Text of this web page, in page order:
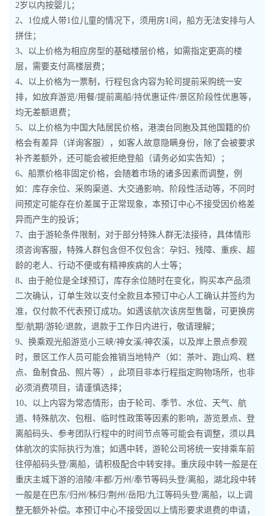
2岁以内按婴儿；
2、1位成人带1位儿童的情况下，须用房1间，船方无法安排与人
拼住；
3、以上价格为相应房型的基础楼层价格，如需指定更高的楼
层，需要支付高楼层费；
4、以上价格为一票制，行程包含内容为轮司提前采购统一安
排，如放弃游览/用餐/提前离船/持优惠证件/景区阶段性优惠等，
均无差额退费；
5、以上价格为中国大陆居民价格，港澳台同胞及其他国籍的价
格会有差异（详询客服），如客人故意隐瞒身份，除了会被要求
补齐差额外，还可能会被拒绝登船（请务必如实告知）；
6、船票价格非固定价格，会随着市场的诸多因素而调整，例
如：库存余位、采购渠道、大交通影响、阶段性活动等，不同时
间预定可能存在价差属于正常现象，本预订中心不接受因价格差
异而产生的投诉；
7、由于游轮条件限制，对于部分特殊人群无法接待，具体情形
须咨询客服，特殊人群包含但不仅包含：孕妇、残障、重疾、超
龄的老人、行动不便或有精神疾病的人士等；
8、由于舱位是全球预订，库存余位随时在变化，购买本产品须
二次确认，订单生效以支付全款且本预订中心人工确认并签约为
准，仅付款不代表预订成功。如遇该航次该房型售罄，可更换房
型/航期/游轮/退款，退款于工作日内进行，敬请理解；
9、换乘观光船游览小三峡/神女溪/神农溪，以及岸上景点参观
时，景区工作人员可能会推销当地特产（如：茶叶、跑山鸡、糕
点、鱼制食品、照片等），此项目非本行程指定购物场所，也非
必须消费项目，请谨慎选择；
10、以上内容为常态情形，由于轮司、季节、水位、天气、航
道、特殊航次、包租、临时性政策等因素的影响，游览景点、登
离船码头、参考团队行程中的时间节点等可能会有调整，须以具
体航次的实际执行为准；如遇中转，游轮公司将统一安排乘车前
往停船码头登/离船，请积极配合中转安排。重庆段中转一般是在
重庆主城下游的涪陵/丰都/万州/奉节等码头登/离船，湖北段中转
一般是在巴东/归州/秭归/荆州/岳阳/九江等码头登/离船，以上调
整无额外补偿。本预订中心不接受因以上情形要求退费的申请，